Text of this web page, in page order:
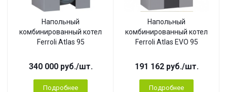
Напольный
комбинированный котел
Ferroli Atlas 95
340 000руб./шт.
Подробнее
Напольный
комбинированный котел
Ferroli Atlas EVO 95
191 162руб./шт.
Подробнее